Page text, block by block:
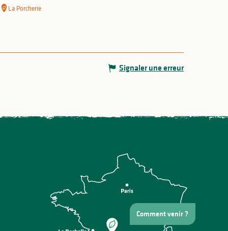
La Porcherie
Signaler une erreur
Comment venir ?